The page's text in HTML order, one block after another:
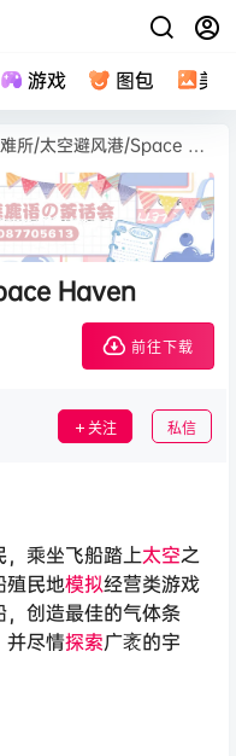
游戏 图包 美
/太空避风港/Space Haven
Haven
前往下载
关注 私信
乘坐飞船踏上太空之
殖民地模拟经营类游戏
，创造最佳的气体条
并尽情探索广袤的宇